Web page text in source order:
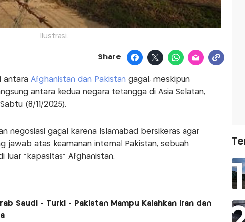
Ilustrasi.
Share
antara Afghanistan dan Pakistan gagal, meskipun
antara kedua negara tetangga di Asia Selatan,
(8/11/2025).
negosiasi gagal karena Islamabad bersikeras agar
jawab atas keamanan internal Pakistan, sebuah
luar "kapasitas" Afghanistan.
Saudi - Turki - Pakistan Mampu Kalahkan Iran dan